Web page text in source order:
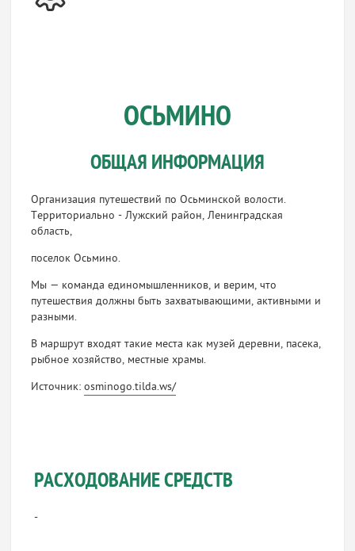
ОСЬМИНО
ОБЩАЯ ИНФОРМАЦИЯ
Организация путешествий по Осьминской волости.
Территориально - Лужский район, Ленинградская
область,
поселок Осьмино.
Мы — команда единомышленников, и верим, что
путешествия должны быть захватывающими, активными и
разными.
В маршрут входят такие места как музей деревни, пасека,
рыбное хозяйство, местные храмы.
Источник:osminogo.tilda.ws/
РАСХОДОВАНИЕ СРЕДСТВ
-